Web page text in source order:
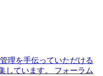
理を手伝っていただける
しています。
フォーラム